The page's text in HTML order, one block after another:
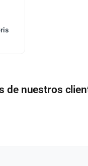
de nuestros